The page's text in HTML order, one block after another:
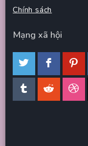
Chính sách
Mạng xã hội